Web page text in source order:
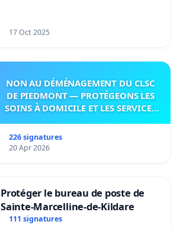
17 Oct 2025
NON AU DÉMÉNAGEMENT DU CLSC
DE PIEDMONT — PROTÉGEONS LES
SOINS À DOMICILE ET LES SERVICES
226 signatures
20 Apr 2026
Protéger le bureau de poste de
Sainte-Marcelline-de-Kildare
111 signatures